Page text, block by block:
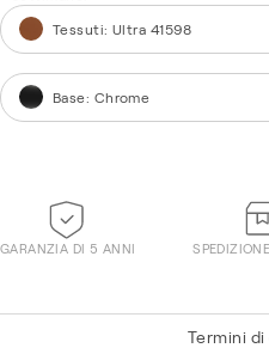
Tessuti: Ultra 41598
Base: Chrome
GARANZIA DI 5 ANNI
Termini